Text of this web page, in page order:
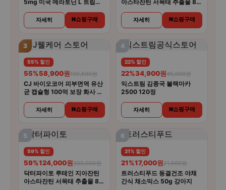
5mg 미국 메라토닌 L 트립토
자세히 N쇼핑구매
아스타잔틴 서목태 추출물 8중
자세히 N쇼핑구매
3
55% 할인
55%58,900원130,500원
CJ 바이오코어 피부면역 유산
균 캡슐형 100억 보장 화사 유
자세히 N쇼핑구매
4
22% 할인
22%34,900원45,000원
익스트림 김종국 블랙마카
2500 120정
자세히 N쇼핑구매
5
59% 할인
59%124,000원300,000원
닥터파이토 루테인 지아잔틴
아스타잔틴 서목태 추출물 8중
6
21% 할인
21%17,000원21,500원
트러스티푸드 동결건조 야채
간식 채소믹스 50g 강아지